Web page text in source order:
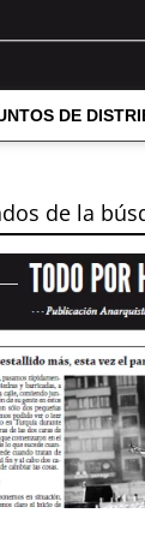
DE
de la